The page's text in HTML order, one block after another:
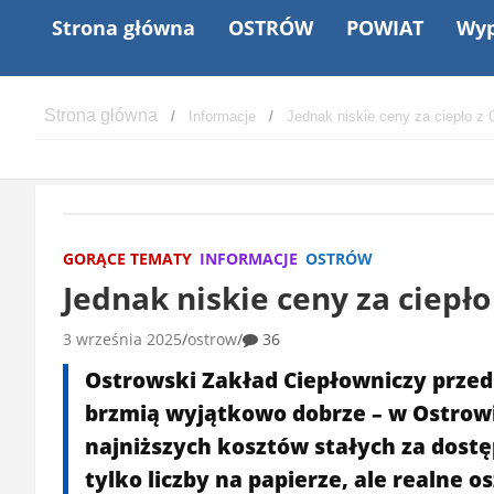
Strona główna OSTRÓW POWIAT
Informacje Jednak niskie ceny za ciepło z
GORĄCE TEMATY INFORMACJE OSTRÓW
Jednak niskie ceny za
3 września 2025 ostrow 36
Ostrowski Zakład Ciepłowniczy
brzmią wyjątkowo dobrze – w
najniższych kosztów stałych za
tylko liczby na papierze, ale realne